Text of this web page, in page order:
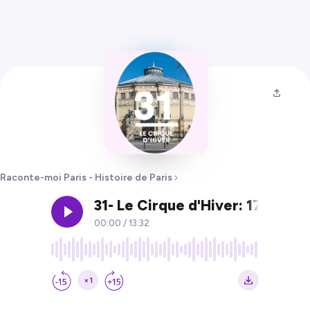
Raconte-moi Paris - Histoire de Paris